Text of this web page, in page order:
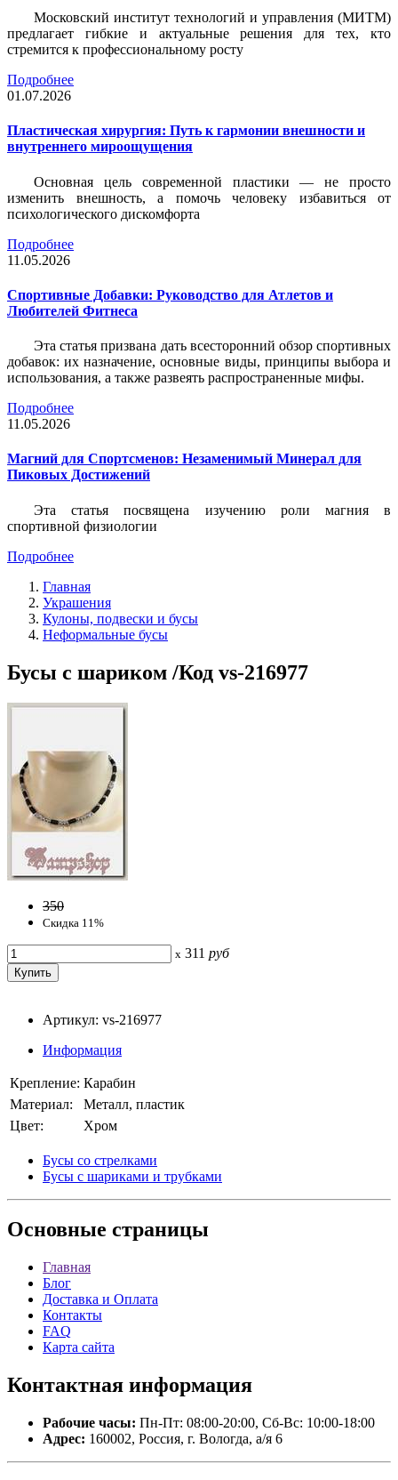
Московский институт технологий и управления (МИТМ)
предлагает гибкие и актуальные решения для тех, кто
стремится к профессиональному росту
Подробнее
01.07.2026
Пластическая хирургия: Путь к гармонии внешности и
внутреннего мироощущения
Основная цель современной пластики — не просто
изменить внешность, а помочь человеку избавиться от
психологического дискомфорта
Подробнее
11.05.2026
Спортивные Добавки: Руководство для Атлетов и
Любителей Фитнеса
Эта статья призвана дать всесторонний обзор спортивных
добавок: их назначение, основные виды, принципы выбора и
использования, а также развеять распространенные мифы.
Подробнее
11.05.2026
Магний для Спортсменов: Незаменимый Минерал для
Пиковых Достижений
Эта статья посвящена изучению роли магния в
спортивной физиологии
Подробнее
Главная
Украшения
Кулоны, подвески и бусы
Неформальные бусы
Бусы с шариком /Код vs-216977
350
Скидка 11%
x 311 руб
Артикул: vs-216977
Информация
Крепление: Карабин
Материал:
Металл, пластик
Цвет:
Хром
Бусы со стрелками
Бусы с шариками и трубками
Основные страницы
Главная
Блог
Доставка и Оплата
Контакты
FAQ
Карта сайта
Контактная информация
Рабочие часы: Пн-Пт: 08:00-20:00, Сб-Вс: 10:00-18:00
Адрес: 160002, Россия, г. Вологда, а/я 6